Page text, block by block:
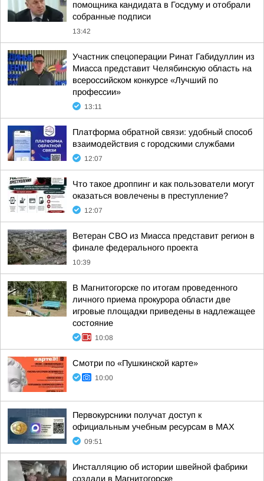
помощника кандидата в Госдуму и отобрали
собранные подписи
13:42
Участник спецоперации Ринат Габидуллин из
Миасса представит Челябинскую область на
всероссийском конкурсе «Лучший по
профессии»
13:11
Платформа обратной связи: удобный способ
взаимодействия с городскими службами
12:07
Что такое дроппинг и как пользователи могут
оказаться вовлечены в преступление?
12:07
Ветеран СВО из Миасса представит регион в
финале федерального проекта
10:39
В Магнитогорске по итогам проведенного
личного приема прокурора области две
игровые площадки приведены в надлежащее
состояние
10:08
Смотри по «Пушкинской карте»
10:00
Первокурсники получат доступ к
официальным учебным ресурсам в MAX
09:51
Инсталляцию об истории швейной фабрики
создали в Магнитогорске